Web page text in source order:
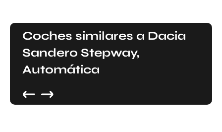
Coches similares a Dacia
Sandero Stepway,
Automática